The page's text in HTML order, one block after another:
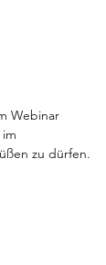
Webinar
zu dürfen.